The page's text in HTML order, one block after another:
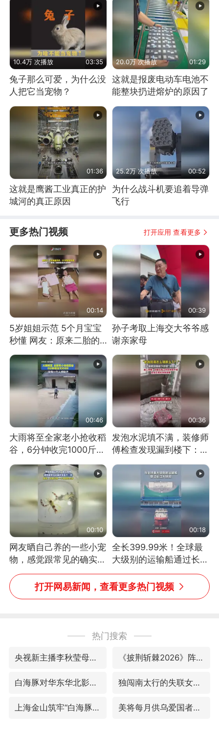
10.4万 次播放 03:35
兔子那么可爱，为什么没
人把它当宠物？
20.0万 次播放 01:29
这就是报废电动车电池不
能整块扔进熔炉的原因了
01:36
这就是鹰酱工业真正的护
城河的真正原因
25.2万 次播放 00:52
为什么战斗机要追着导弹
飞行
更多热门视频 打开应用 查看更多
00:14
5岁姐姐示范 5个月宝宝
秒懂 网友：原来二胎的
快乐长这样
00:39
孙子考取上海交大爷爷感
谢亲家母
00:46
大雨将至全家老小抢收稻
谷，6分钟收完1000斤，
没有一个人掉链子
00:36
发泡水泥填不满，装修师
傅检查发现漏到楼下：出
风口未延伸到外墙
00:10
网友晒自己养的一些小宠
物，感觉跟常见的确实有
些不一样
00:18
全长399.99米！全球最
大级别的运输船通过长江
大桥这一幕，太震撼了！
打开网易新闻，查看更多热门视频
热门搜索
央视新主播李秋莹母校发文祝贺 《披荆斩棘2026》阵容官宣
白海豚对华东华北影响会大于巴威 独闯南太行的失联女生最后轨迹已确认
上海金山筑牢“白海豚”防汛屏障 美将每月供乌爱国者拦截导弹